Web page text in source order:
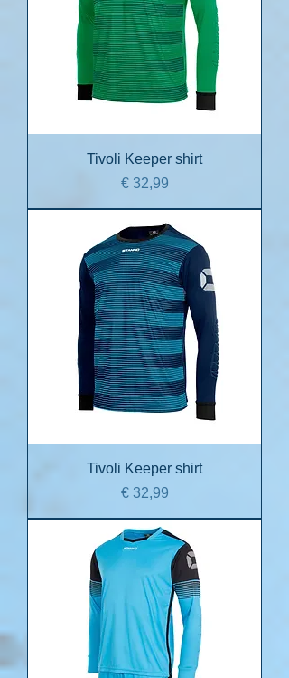
Tivoli Keeper shirt
Prijs
€ 32,99
Tivoli Keeper shirt
Prijs
€ 32,99